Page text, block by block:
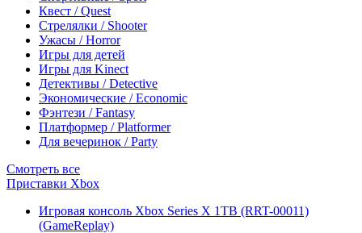
Квест / Quest
Стрелялки / Shooter
Ужасы / Horror
Игры для детей
Игры для Kinect
Детективы / Detective
Экономические / Economic
Фэнтези / Fantasy
Платформер / Platformer
Для вечеринок / Party
Смотреть все
Приставки Xbox
Игровая консоль Xbox Series X 1TB (RRT-00011)
(GameReplay)